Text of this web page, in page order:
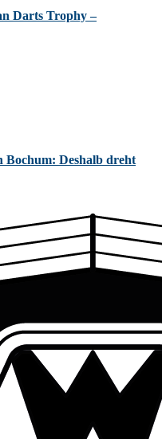
Darts Trophy –
Bochum: Deshalb dreht